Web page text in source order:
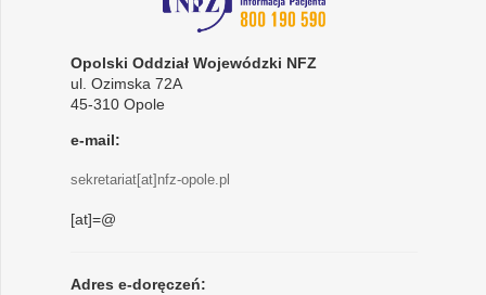
Opolski Oddział Wojewódzki NFZ
ul. Ozimska 72A
45-310 Opole
e-mail:
sekretariat[at]nfz-opole.pl
[at]=@
Adres e-doręczeń: